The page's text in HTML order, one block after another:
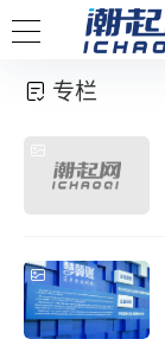
专栏